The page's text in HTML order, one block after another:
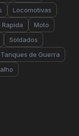
Locomotivas
Moto
Soldados
Tanques de Guerra